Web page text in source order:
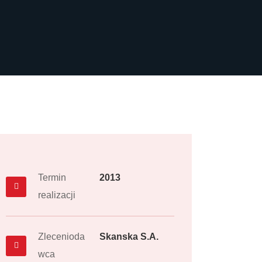
Termin
realizacji
2013
Zlecenioda
wca
Skanska S.A.